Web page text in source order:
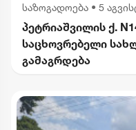
საზოგადოება • 5
პეტრიაშვილის ქ.
საცხოვრებელი
გამაგრდება